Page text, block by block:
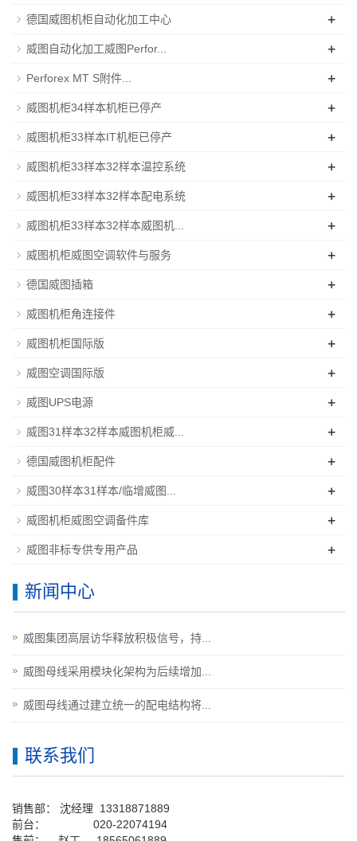
德国威图机柜自动化加工中心 +
威图自动化加工威图Perfor... +
Perforex MT S附件... +
威图机柜34样本机柜已停产 +
威图机柜33样本IT机柜已停产 +
威图机柜33样本32样本温控系统 +
威图机柜33样本32样本配电系统 +
威图机柜33样本32样本威图机... +
威图机柜威图空调软件与服务 +
德国威图插箱 +
威图机柜角连接件 +
威图机柜国际版 +
威图空调国际版 +
威图UPS电源 +
威图31样本32样本威图机柜威... +
德国威图机柜配件 +
威图30样本31样本/临增威图... +
威图机柜威图空调备件库 +
威图非标专供专用产品 +
新闻中心
威图集团高层访华释放积极信号，持...
威图母线采用模块化架构为后续增加...
威图母线通过建立统一的配电结构将...
联系我们
销售部： 沈经理 13318871889
前台： 020-22074194